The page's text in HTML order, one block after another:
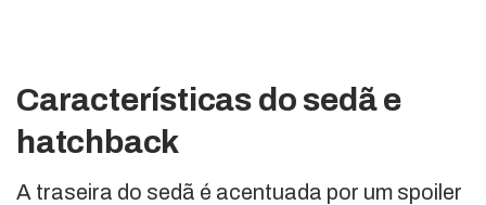
Características do sedã e
hatchback
A traseira do sedã é acentuada por um spoiler